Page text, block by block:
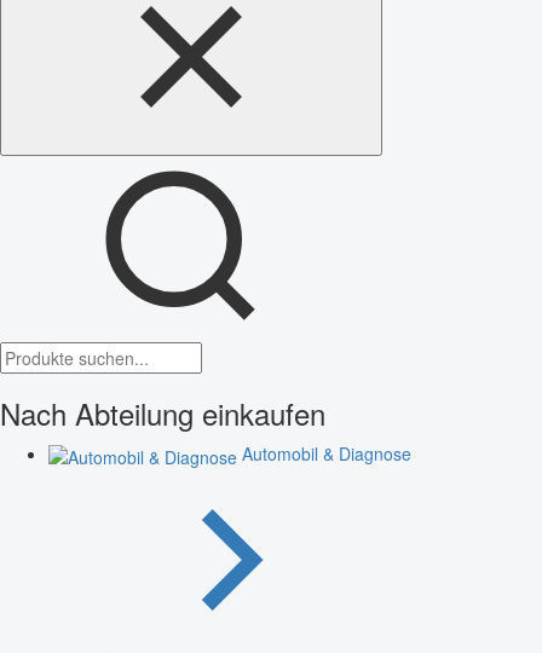
Nach Abteilung einkaufen
Automobil & Diagnose